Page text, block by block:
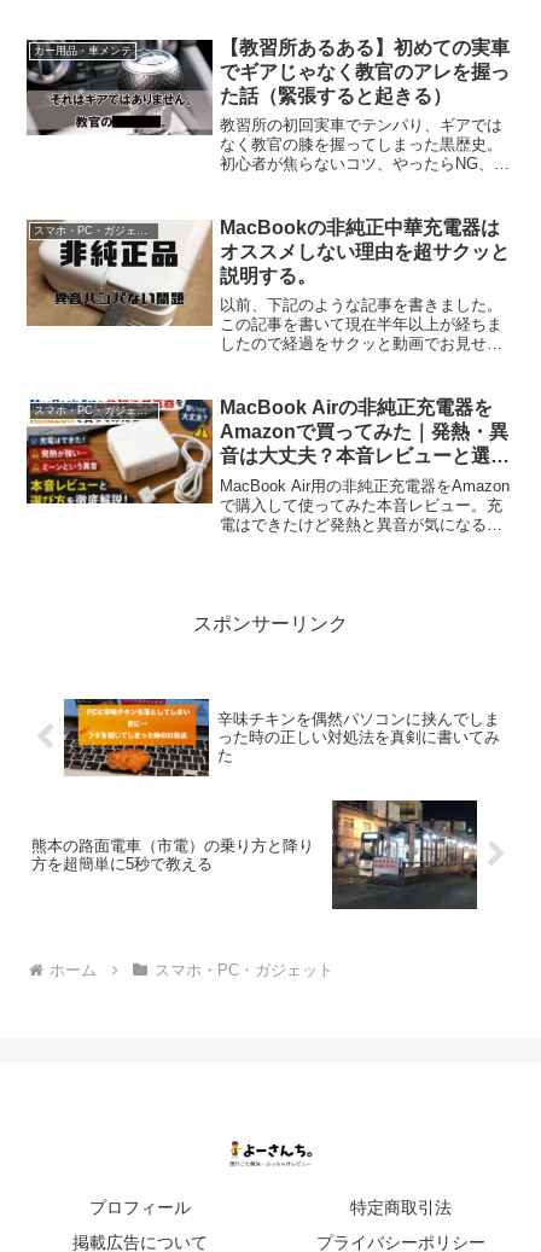
天草の海の幸を使った料理を、比較的リ
ーズナブルに味わえるお...
カー用品・車メンテ
【教習所あるある】初めての実車
でギアじゃなく教官のアレを握っ
た話（緊張すると起きる）
教習所の初回実車でテンパり、ギアでは
なく教官の膝を握ってしまった黒歴史。
初心者が焦らないコツ、やったらNG、予
スマホ・PC・ガジェット
MacBookの非純正中華充電器は
オススメしない理由を超サクッと
説明する。
以前、下記のような記事を書きました。
この記事を書いて現在半年以上が経ちま
したので経過をサクッと動画でお見せし
一応、充電は問題なく出来ています。で
も、これをこのまま使う勇気...
スマホ・PC・ガジェット
MacBook Airの非純正充電器を
Amazonで買ってみた｜発熱・異
音は大丈夫？本音レビューと選び
方
MacBook Air用の非純正充電器をAmazon
で購入して使ってみた本音レビュー。充
電はできたけど発熱と異音が気になる結
スポンサーリンク
辛味チキンを偶然パソコンに挟んでしま
った時の正しい対処法を真剣に書いてみ
た
熊本の路面電車（市電）の乗り方と降り
方を超簡単に5秒で教える
ホーム スマホ・PC・ガジェット
プロフィール
特定商取引法
掲載広告について
プライバシーポリシー